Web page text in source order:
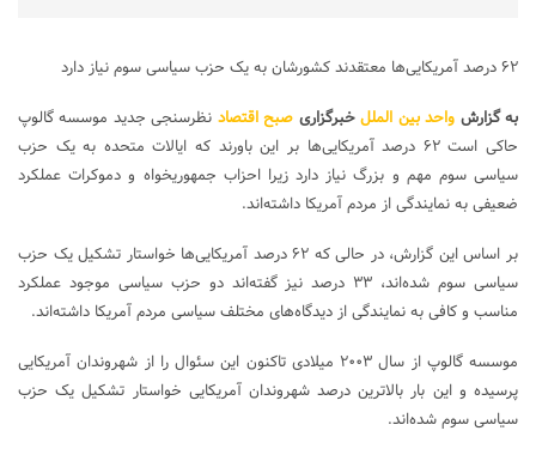
۶۲ درصد آمریکایی‌ها معتقدند کشورشان به یک حزب سیاسی سوم نیاز دارد
به گزارش واحد بین الملل خبرگزاری صبح اقتصاد نظرسنجی جدید موسسه گالوپ
حاکی است ۶۲ درصد آمریکایی‌ها بر این باورند که ایالات متحده به یک حزب
سیاسی سوم مهم و بزرگ نیاز دارد زیرا احزاب جمهوریخواه و دموکرات عملکرد
ضعیفی به نمایندگی از مردم آمریکا داشته‌اند.
بر اساس این گزارش، در حالی که ۶۲ درصد آمریکایی‌ها خواستار تشکیل یک حزب
سیاسی سوم شده‌اند، ۳۳ درصد نیز گفته‌اند دو حزب سیاسی موجود عملکرد
مناسب و کافی به نمایندگی از دیدگاه‌های مختلف سیاسی مردم آمریکا داشته‌اند.
موسسه گالوپ از سال ۲۰۰۳ میلادی تاکنون این سئوال را از شهروندان آمریکایی
پرسیده و این بار بالاترین درصد شهروندان آمریکایی خواستار تشکیل یک حزب
سیاسی سوم شده‌اند.